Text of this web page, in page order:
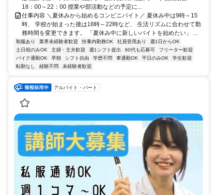
18：00～22：00 授業や部活動などの予定に...
仕事内容 ＼夏休みから始めるコンビニバイト／ 夏休み中は9時～15
時、 学校が始まった後は18時～22時など、 生活リズムに合わせて勤
務時間を変更できます。 「夏休み中に新しいバイトを始めたい」 ...
制服あり 業界未経験者歓迎 扶養内勤務OK 社員登用あり
週1日からOK
土日祝のみOK
主婦・主夫歓迎 週1シフト提出 60代も応募可
フリーター歓迎
バイク通勤OK
早朝 シフト自由 学歴不問 車通勤OK 平日のみOK
学生歓迎
転勤なし
経験不問 未経験者歓迎
アルバイト・パート